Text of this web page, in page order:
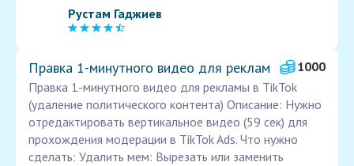
Рустам Гаджиев
Правка 1-минутного видео для реклам
1000
Правка 1-минутного видео для рекламы в TikTok
(удаление политического контента) Описание: Нужно
отредактировать вертикальное видео (59 сек) для
прохождения модерации в TikTok Ads. Что нужно
сделать: Удалить мем: Вырезать или заменить